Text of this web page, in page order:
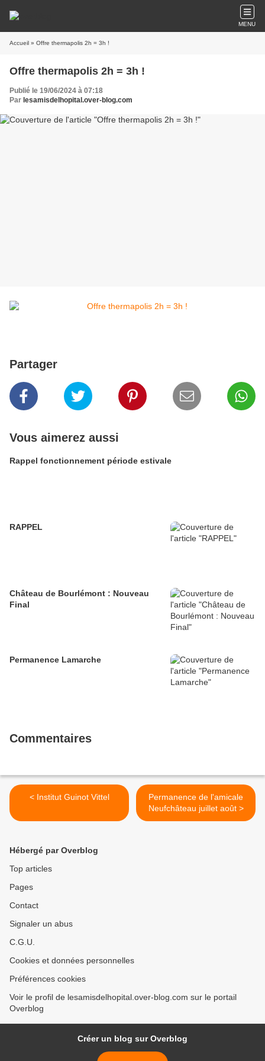
MENU
Accueil » Offre thermapolis 2h = 3h !
Offre thermapolis 2h = 3h !
Publié le 19/06/2024 à 07:18
Par lesamisdelhopital.over-blog.com
Partager
Vous aimerez aussi
Rappel fonctionnement période estivale
RAPPEL
Château de Bourlémont : Nouveau
Final
Permanence Lamarche
Commentaires
< Institut Guinot Vittel
Permanence de l'amicale
Neufchâteau juillet août >
Hébergé par Overblog
Top articles
Pages
Contact
Signaler un abus
C.G.U.
Cookies et données personnelles
Préférences cookies
Voir le profil de lesamisdelhopital.over-blog.com sur le portail
Overblog
Créer un blog sur Overblog